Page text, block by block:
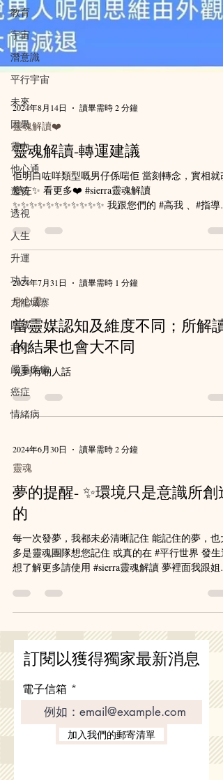
教育
宇宙
潛意識
平行宇宙
未來
因果
靈力
他心通
遙視
透視
人生
升運
功夫
九龍城寨
圍城
武術
嚴重疾病
癌症
情緒病
2024年8月14日
靈魂解讀❤️
靈魂解讀-轉運建議
佢明白咗咩類型嘅男仔係啱佢 當刻轉念，實相就改
變左✨ 看更多❤️ #sierra靈魂解讀
✨✨✨✨✨✨✨✨✨✨✨ 我跟您們的 #高我 、#指導
靈、#守護靈 連接；同時您也能感覺到我的高頻能
量；同時我也能感受到您不同時空的情緒連結 高頻
能量令您心情頓時變得冷靜、...
2024年7月31日
身心靈
當靈媒認知及維度不同；所解讀
的結果也會大不同
見到有啲人話
2024年6月30日
靈魂
夢的提醒- ✨環境只是意識所創造
的
每一次發夢，我都未必清晰記住 能記住的夢，也大
想了解更多請使用 #sierra靈魂解讀 夢裡面我跟姐在
公眾浴室...
訂閱以獲得獨家最新消息
電子信箱